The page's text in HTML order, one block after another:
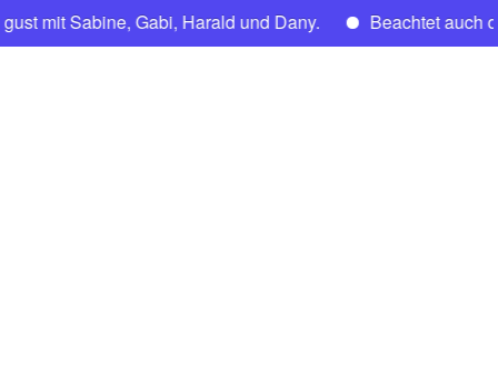
Gabi, Harald und Dany. Beachtet auch den